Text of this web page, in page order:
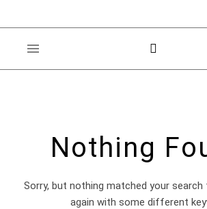
Nothing
Sorry, but nothing matched your search
again with some different